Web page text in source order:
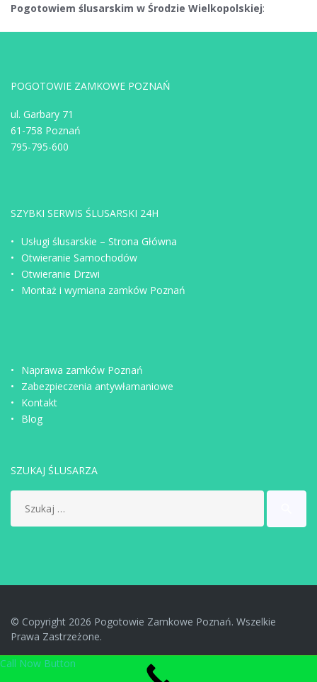
Pogotowiem ślusarskim w Środzie Wielkopolskiej:
POGOTOWIE ZAMKOWE POZNAŃ
ul. Garbary 71
61-758 Poznań
795-795-600
SZYBKI SERWIS ŚLUSARSKI 24H
Usługi ślusarskie – Strona Główna
Otwieranie Samochodów
Otwieranie Drzwi
Montaż i wymiana zamków Poznań
Naprawa zamków Poznań
Zabezpieczenia antywłamaniowe
Kontakt
Blog
SZUKAJ ŚLUSARZA
© Copyright 2026 Pogotowie Zamkowe Poznań. Wszelkie
Prawa Zastrzeżone.
Call Now Button